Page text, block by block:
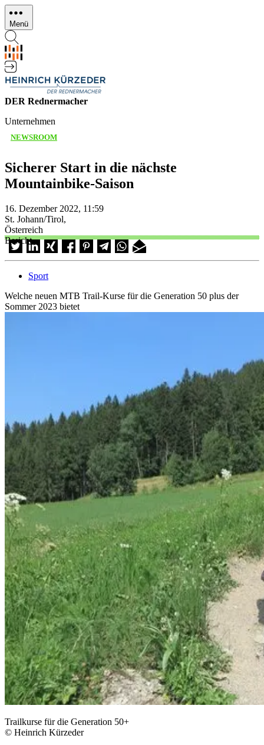
Direkt
zum
Inhalt
Menü
DER Rednermacher
Unternehmen
NEWSROOM
Sicherer Start in die nächste
Mountainbike-Saison
16. Dezember 2022, 11:59
St. Johann/Tirol,
Österreich
Bericht
Sport
Welche neuen MTB Trail-Kurse für die Generation 50 plus der
Sommer 2023 bietet
Trailkurse für die Generation 50+
© Heinrich Kürzeder